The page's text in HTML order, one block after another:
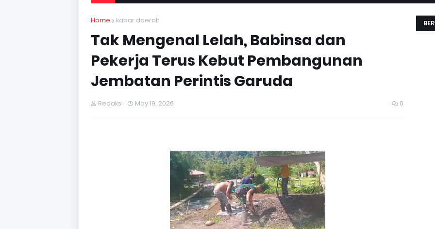
Home kabar daerah
Tak Mengenal Lelah, Babinsa dan
Pekerja Terus Kebut Pembangunan
Jembatan Perintis Garuda
Redaksi May 19, 2026 0